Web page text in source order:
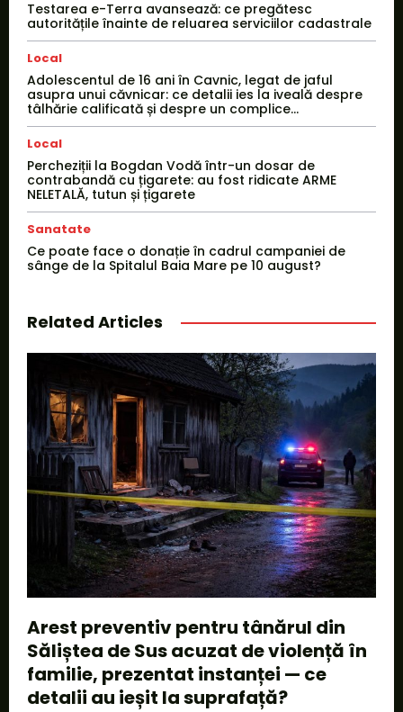
Testarea e-Terra avansează: ce pregătesc
autoritățile înainte de reluarea serviciilor cadastrale
Local
Adolescentul de 16 ani în Cavnic, legat de jaful
asupra unui căvnicar: ce detalii ies la iveală despre
tâlhărie calificată și despre un complice...
Local
Percheziții la Bogdan Vodă într-un dosar de
contrabandă cu țigarete: au fost ridicate ARME
NELETALĂ, tutun și țigarete
Sanatate
Ce poate face o donație în cadrul campaniei de
sânge de la Spitalul Baia Mare pe 10 august?
Related Articles
Arest preventiv pentru tânărul din
Săliștea de Sus acuzat de violență în
familie, prezentat instanței — ce
detalii au ieșit la suprafață?